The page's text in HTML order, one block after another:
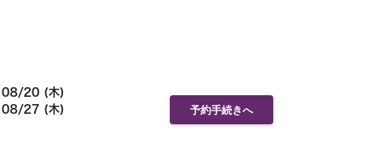
08/20 (木)
08/27 (木)
予約手続きへ